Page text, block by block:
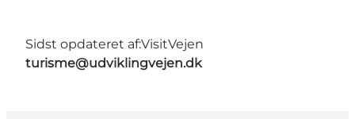
Sidst opdateret af:VisitVejen
turisme@udviklingvejen.dk